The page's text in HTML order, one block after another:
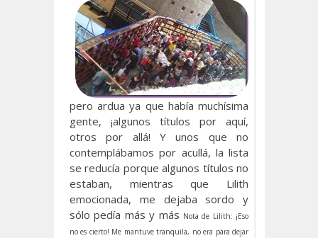
pero ardua ya que había muchísima
gente, ¡algunos títulos por aquí,
otros por allá! Y unos que no
contemplábamos por acullá, la lista
se reducía porque algunos títulos no
estaban, mientras que Lilith
emocionada, me dejaba sordo y
sólo pedía más y más Nota de Lilith: ¡Eso
no es cierto! Me mantuve tranquila, no era para dejar